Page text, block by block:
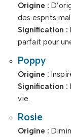
Origine :
des esprits
Signification :
parfait pour
Poppy
Origine :
Signification :
vie.
Rosie
Origine :